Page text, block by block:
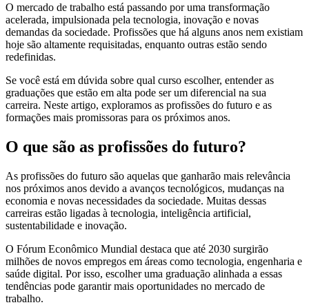
O mercado de trabalho está passando por uma transformação
acelerada, impulsionada pela tecnologia, inovação e novas
demandas da sociedade. Profissões que há alguns anos nem existiam
hoje são altamente requisitadas, enquanto outras estão sendo
redefinidas.
Se você está em dúvida sobre qual curso escolher, entender as
graduações que estão em alta pode ser um diferencial na sua
carreira. Neste artigo, exploramos as profissões do futuro e as
formações mais promissoras para os próximos anos.
O que são as profissões do futuro?
As profissões do futuro são aquelas que ganharão mais relevância
nos próximos anos devido a avanços tecnológicos, mudanças na
economia e novas necessidades da sociedade. Muitas dessas
carreiras estão ligadas à tecnologia, inteligência artificial,
sustentabilidade e inovação.
O Fórum Econômico Mundial destaca que até 2030 surgirão
milhões de novos empregos em áreas como tecnologia, engenharia e
saúde digital. Por isso, escolher uma graduação alinhada a essas
tendências pode garantir mais oportunidades no mercado de
trabalho.